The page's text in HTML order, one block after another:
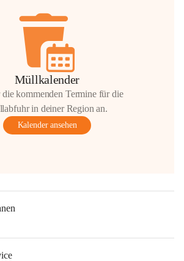
Müllkalender
die kommenden Termine für die
in deiner Region an.
Kalender ansehen